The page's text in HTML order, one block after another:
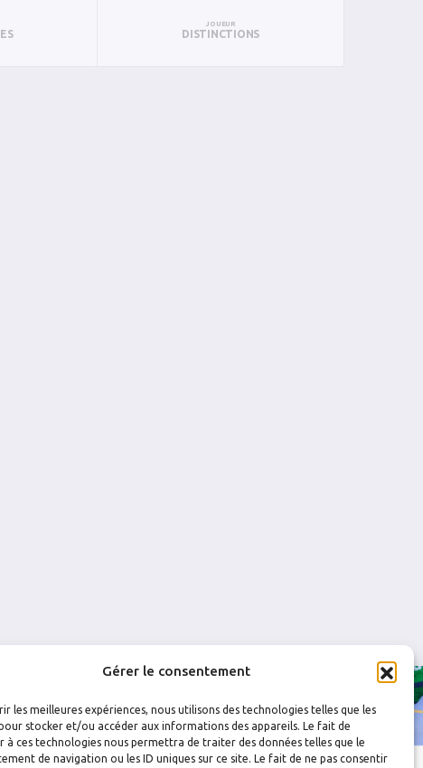
Gérer le consentement
les meilleures expériences, nous utilisons des technologies telles que les
stocker et/ou accéder aux informations des appareils. Le fait de
à ces technologies nous permettra de traiter des données telles que le
de navigation ou les ID uniques sur ce site. Le fait de ne pas consentir
JOUEUR
DISTINCTIONS